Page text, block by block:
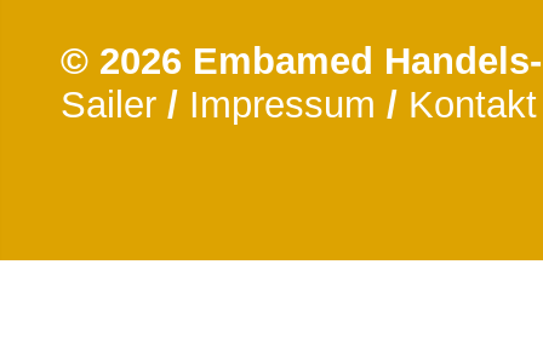
© 2026 Embamed
Sailer / Impressum / Kontakt